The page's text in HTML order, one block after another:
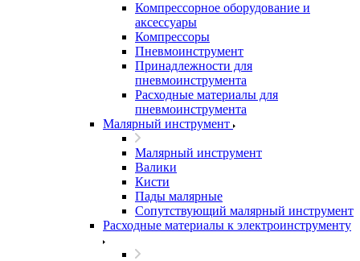
Компрессорное оборудование и
аксессуары
Компрессоры
Пневмоинструмент
Принадлежности для
пневмоинструмента
Расходные материалы для
пневмоинструмента
Малярный инструмент
Малярный инструмент
Валики
Кисти
Пады малярные
Сопутствующий малярный инструмент
Расходные материалы к электроинструменту